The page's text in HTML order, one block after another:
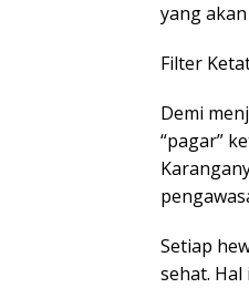
yang
​Filter
​Demi
“pagar”
​Setiap
sehat.